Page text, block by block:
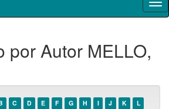
por Autor MELLO,
C D E F G H I J K
L